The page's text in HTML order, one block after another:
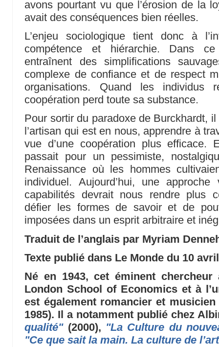
avons pourtant vu que l’érosion de la
avait des conséquences bien réelles.
L’enjeu sociologique tient donc à
compétence et hiérarchie. Dans
entraînent des simplifications
complexe de confiance et de respect
organisations. Quand les
coopération perd toute sa substance.
Pour sortir du paradoxe de Burckhardt,
l’artisan qui est en nous, apprendre à
vue d’une coopération plus efficace.
passait pour un pessimiste,
Renaissance où les hommes
individuel. Aujourd’hui, une
capabilités devrait nous rendre plus
défier les formes de savoir et de
imposées dans un esprit arbitraire et
Traduit de l’anglais par Myriam
Texte publié dans Le Monde du 10
Né en 1943, cet éminent
London School of Economics et à
est également romancier et musicien
1985). Il a notamment publié chez
qualité"(2000), "La Culture du
"Ce que sait la main. La culture de